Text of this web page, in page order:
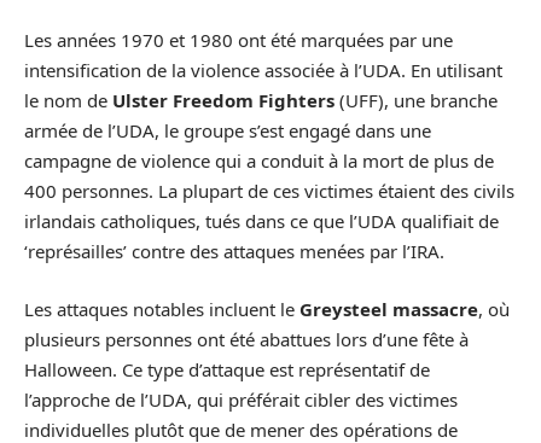
Les années 1970 et 1980 ont été marquées par une
intensification de la violence associée à l’UDA. En utilisant
le nom de Ulster Freedom Fighters (UFF), une branche
armée de l’UDA, le groupe s’est engagé dans une
campagne de violence qui a conduit à la mort de plus de
400 personnes. La plupart de ces victimes étaient des civils
irlandais catholiques, tués dans ce que l’UDA qualifiait de
‘représailles’ contre des attaques menées par l’IRA.
Les attaques notables incluent le Greysteel massacre, où
plusieurs personnes ont été abattues lors d’une fête à
Halloween. Ce type d’attaque est représentatif de
l’approche de l’UDA, qui préférait cibler des victimes
individuelles plutôt que de mener des opérations de